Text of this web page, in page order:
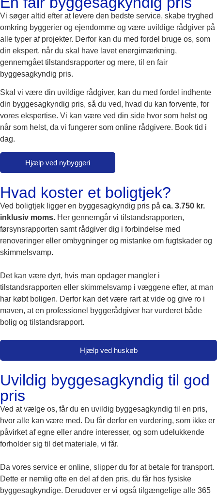
Vi søger altid efter at levere den bedste service, skabe tryghed
omkring byggerier og ejendomme og være uvildige rådgiver på
alle typer af projekter. Derfor kan du med fordel bruge os, som
din ekspert, når du skal have lavet energimærkning,
gennemgået tilstandsrapporter og mere, til en fair
byggesagkyndig pris.
Skal vi være din uvildige rådgiver, kan du med fordel indhente
din byggesagkyndig pris, så du ved, hvad du kan forvente, for
vores ekspertise. Vi kan være ved din side hvor som helst og
når som helst, da vi fungerer som online rådgivere. Book tid i
dag.
Hjælp ved nybyggeri
Hvad koster et boligtjek?
Ved boligtjek ligger en byggesagkyndig pris på ca. 3.750 kr.
inklusiv moms. Her gennemgår vi tilstandsrapporten,
førsynsrapporten samt rådgiver dig i forbindelse med
renoveringer eller ombygninger og mistanke om fugtskader og
skimmelsvamp.
Det kan være dyrt, hvis man opdager mangler i
tilstandsrapporten eller skimmelsvamp i væggene efter, at man
har købt boligen. Derfor kan det være rart at vide og give ro i
maven, at en professionel byggerådgiver har vurderet både
bolig og tilstandsrapport.
Hjælp ved huskøb
Uvildig byggesagkyndig til god
pris
Ved at vælge os, får du en uvildig byggesagkyndig til en pris,
hvor alle kan være med. Du får derfor en vurdering, som ikke er
påvirket af egne eller andre interesser, og som udelukkende
forholder sig til det materiale, vi får.
Da vores service er online, slipper du for at betale for transport.
Dette er nemlig ofte en del af den pris, du får hos fysiske
byggesagkyndige. Derudover er vi også tilgængelige alle 365